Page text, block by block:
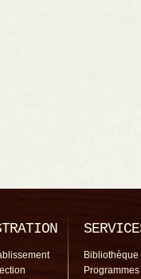
Bibliothèque
Programmes